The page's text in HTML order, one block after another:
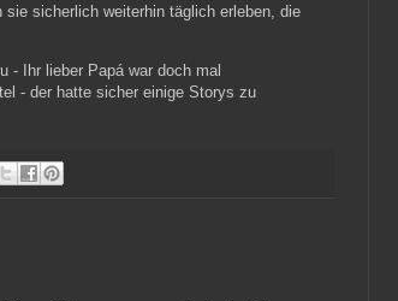
sicherlich weiterhin täglich erleben, die
- Ihr lieber Papá war doch mal
- der hatte sicher einige Storys zu